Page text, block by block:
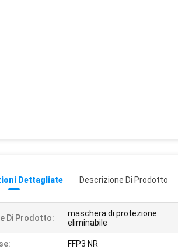
Dettagliate Descrizione Di Prodotto
Di Prodotto:
maschera di protezione
eliminabile
FFP3 NR